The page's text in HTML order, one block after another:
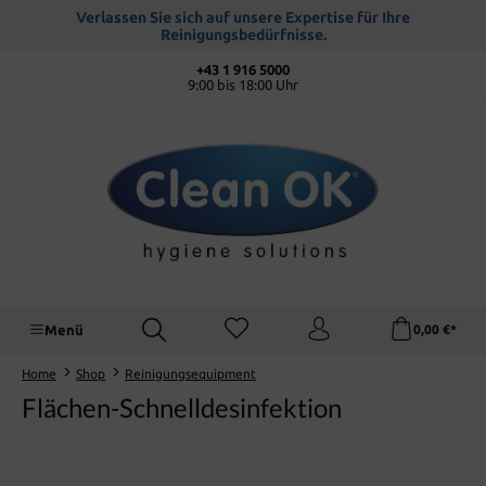
springenVerlassen Sie sich auf unsere Expertise für Ihre
Reinigungsbedürfnisse.
+43 1 916 5000
9:00 bis 18:00 Uhr
Menü 0,00 €*
Home Shop Reinigungsequipment
Flächen-Schnelldesinfektion